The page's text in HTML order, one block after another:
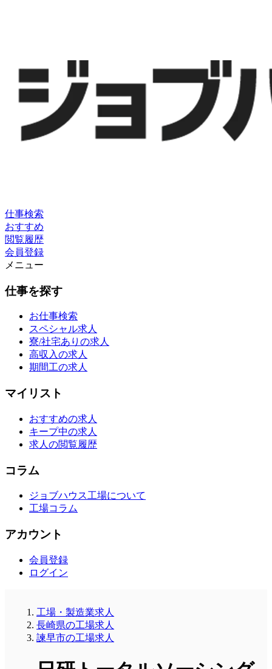
仕事検索
おすすめ
閲覧履歴
会員登録
メニュー
仕事を探す
お仕事検索
スペシャル求人
寮/社宅ありの求人
高収入の求人
期間工の求人
マイリスト
おすすめの求人
キープ中の求人
求人の閲覧履歴
コラム
ジョブハウス工場について
工場コラム
アカウント
会員登録
ログイン
工場・製造業求人
長崎県の工場求人
諫早市の工場求人